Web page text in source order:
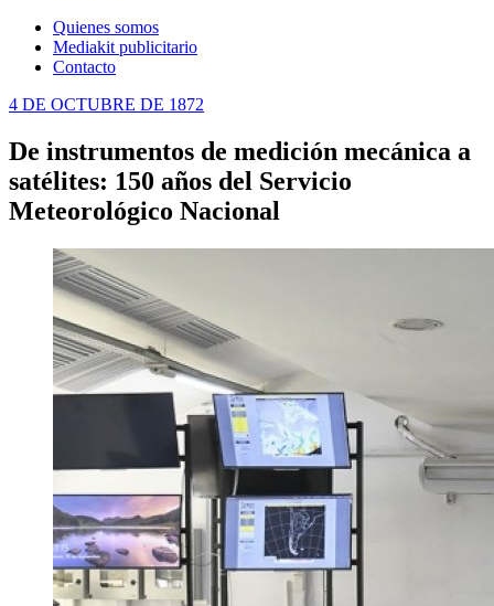
Quienes somos
Mediakit publicitario
Contacto
4 DE OCTUBRE DE 1872
De instrumentos de medición mecánica a
satélites: 150 años del Servicio
Meteorológico Nacional